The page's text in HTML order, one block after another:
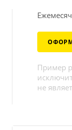
Пример
не